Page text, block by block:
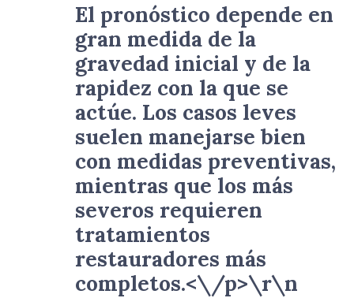
El pronóstico depende en
gran medida de la
gravedad inicial y de la
rapidez con la que se
actúe. Los casos leves
suelen manejarse bien
con medidas preventivas,
mientras que los más
severos requieren
tratamientos
restauradores más
completos.<\/p>\r\n